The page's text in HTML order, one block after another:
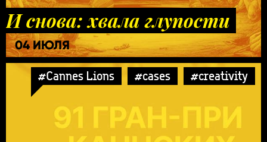
И снова: хвала глупости
04 ИЮЛЯ
#Cannes Lions #cases #creativity